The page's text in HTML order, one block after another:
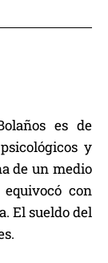
es de
y
de un medio
con
El sueldo del